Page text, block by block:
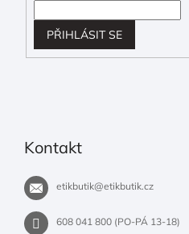
PŘIHLÁSIT SE
Kontakt
etikbutik@etikbutik.cz
608 041 800 (PO-PÁ 13-18)